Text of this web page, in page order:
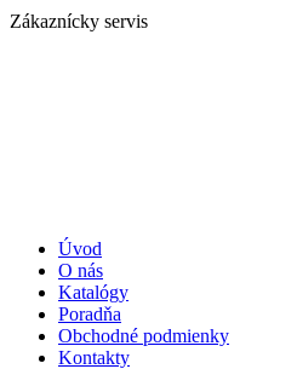
Zákaznícky servis
Úvod
O nás
Katalógy
Poradňa
Obchodné podmienky
Kontakty